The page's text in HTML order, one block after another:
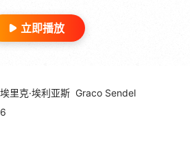
立即播放
埃里克·埃利亚斯 Graco Sendel